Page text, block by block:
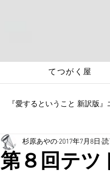
てつがく屋
『愛するということ 新訳版
第８回テツ
杉原あやの 2017年7月8日